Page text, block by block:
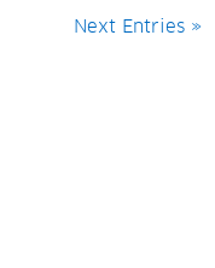
Next Entries »